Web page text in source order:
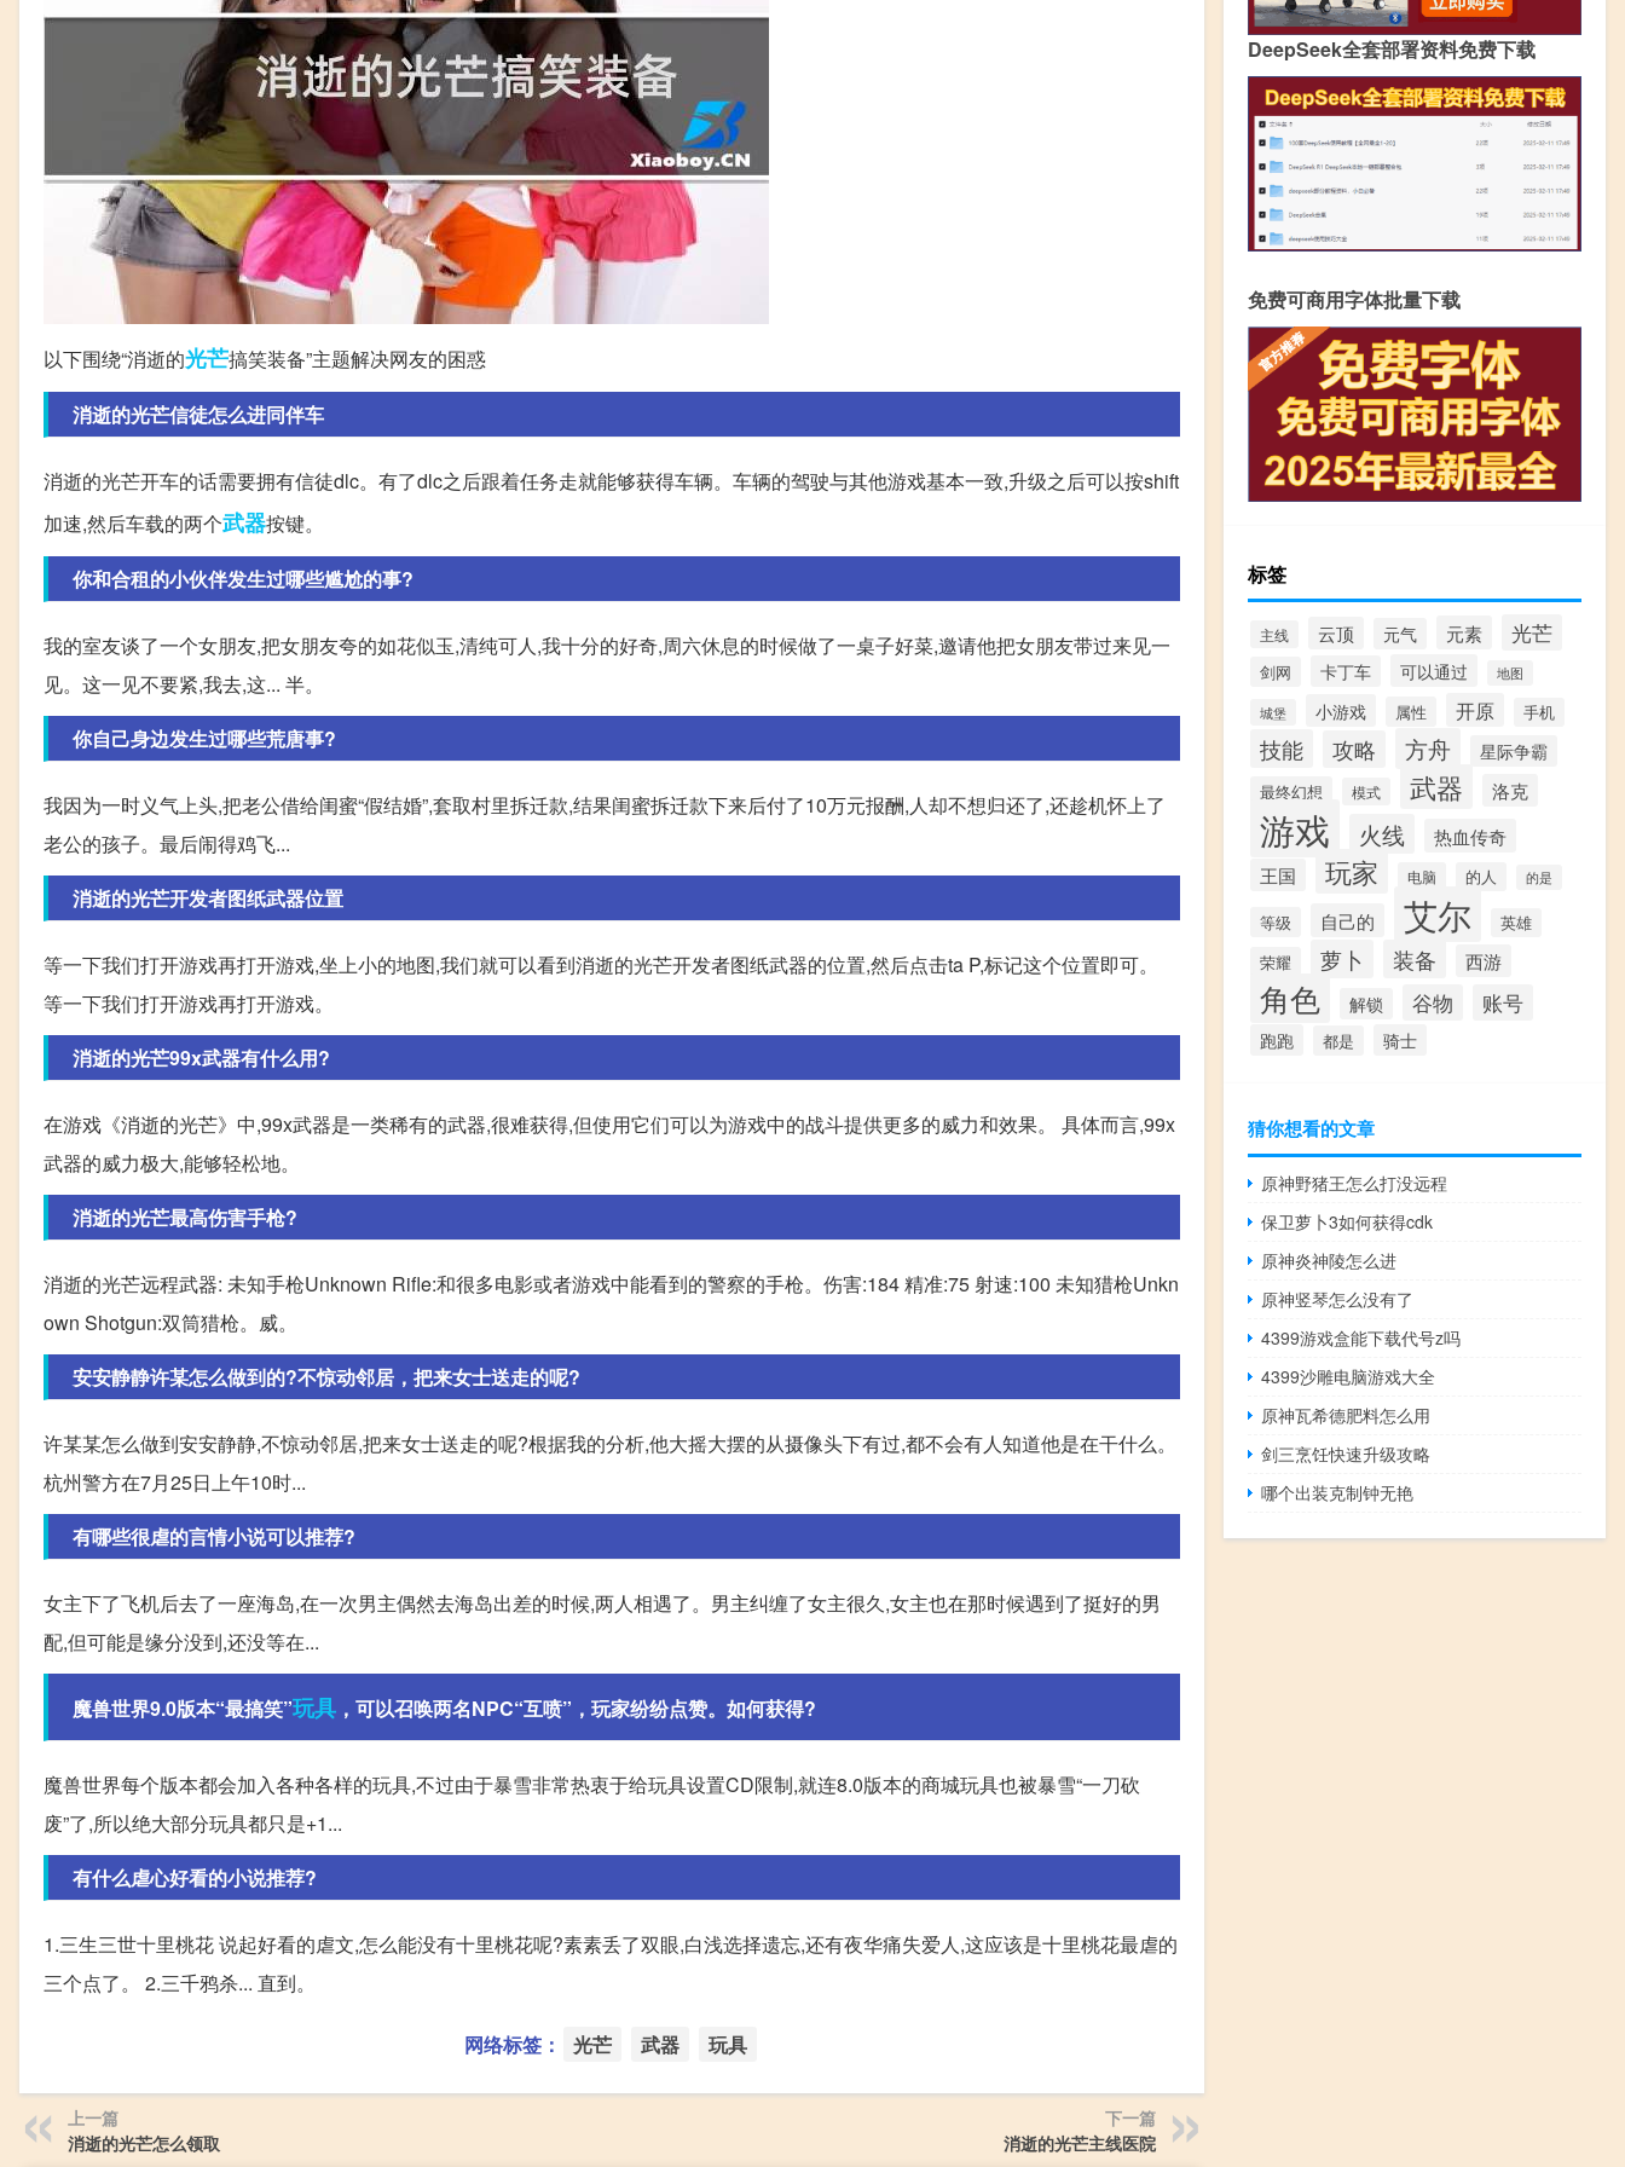
以下围绕“消逝的光芒搞笑装备”主题解决网友的困惑
消逝的光芒信徒怎么进同伴车
消逝的光芒开车的话需要拥有信徒dlc。有了dlc之后跟着任务走就能够获得车辆。车辆的驾驶与其他游戏基本一致,升级之后可以按shift
加速,然后车载的两个武器按键。
你和合租的小伙伴发生过哪些尴尬的事?
我的室友谈了一个女朋友,把女朋友夸的如花似玉,清纯可人,我十分的好奇,周六休息的时候做了一桌子好菜,邀请他把女朋友带过来见一
见。这一见不要紧,我去,这... 半。
你自己身边发生过哪些荒唐事?
我因为一时义气上头,把老公借给闺蜜“假结婚”,套取村里拆迁款,结果闺蜜拆迁款下来后付了10万元报酬,人却不想归还了,还趁机怀上了
老公的孩子。最后闹得鸡飞...
消逝的光芒开发者图纸武器位置
等一下我们打开游戏再打开游戏,坐上小的地图,我们就可以看到消逝的光芒开发者图纸武器的位置,然后点击ta P,标记这个位置即可。
等一下我们打开游戏再打开游戏。
消逝的光芒99x武器有什么用?
在游戏《消逝的光芒》中,99x武器是一类稀有的武器,很难获得,但使用它们可以为游戏中的战斗提供更多的威力和效果。 具体而言,99x
武器的威力极大,能够轻松地。
消逝的光芒最高伤害手枪?
消逝的光芒远程武器: 未知手枪Unknown Rifle:和很多电影或者游戏中能看到的警察的手枪。伤害:184 精准:75 射速:100 未知猎枪Unkn
own Shotgun:双筒猎枪。威。
安安静静许某怎么做到的?不惊动邻居，把来女士送走的呢?
许某某怎么做到安安静静,不惊动邻居,把来女士送走的呢?根据我的分析,他大摇大摆的从摄像头下有过,都不会有人知道他是在干什么。
杭州警方在7月25日上午10时...
有哪些很虐的言情小说可以推荐?
女主下了飞机后去了一座海岛,在一次男主偶然去海岛出差的时候,两人相遇了。男主纠缠了女主很久,女主也在那时候遇到了挺好的男
配,但可能是缘分没到,还没等在...
魔兽世界9.0版本“最搞笑”玩具 ，可以召唤两名NPC“互喷”，玩家纷纷点赞。如何获得?
魔兽世界每个版本都会加入各种各样的玩具,不过由于暴雪非常热衷于给玩具设置CD限制,就连8.0版本的商城玩具也被暴雪“一刀砍
废”了,所以绝大部分玩具都只是+1...
有什么虐心好看的小说推荐?
1.三生三世十里桃花 说起好看的虐文,怎么能没有十里桃花呢?素素丢了双眼,白浅选择遗忘,还有夜华痛失爱人,这应该是十里桃花最虐的
三个点了。 2.三千鸦杀... 直到。
网络标签： 光芒 武器 玩具
上一篇
消逝的光芒怎么领取
下一篇
消逝的光芒主线医院
DeepSeek全套部署资料免费下载
免费可商用字体批量下载
标签
主线 云顶 元气 元素 光芒
剑网 卡丁车 可以通过 地图
城堡 小游戏 属性 开原 手机
技能 攻略 方舟 星际争霸
最终幻想 模式 武器 洛克
游戏 火线 热血传奇
王国 玩家 电脑 的人 的是
等级 自己的 艾尔 英雄
荣耀 萝卜 装备 西游
角色 解锁 谷物 账号
跑跑 都是 骑士
猜你想看的文章
原神野猪王怎么打没远程
保卫萝卜3如何获得cdk
原神炎神陵怎么进
原神竖琴怎么没有了
4399游戏盒能下载代号z吗
4399沙雕电脑游戏大全
原神瓦希德肥料怎么用
剑三烹饪快速升级攻略
哪个出装克制钟无艳